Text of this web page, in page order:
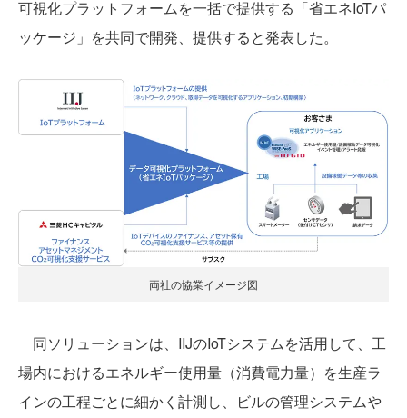
可視化プラットフォームを一括で提供する「省エネIoTパ
ッケージ」を共同で開発、提供すると発表した。
両社の協業イメージ図
同ソリューションは、IIJのIoTシステムを活用して、工
場内におけるエネルギー使用量（消費電力量）を生産ラ
インの工程ごとに細かく計測し、ビルの管理システムや